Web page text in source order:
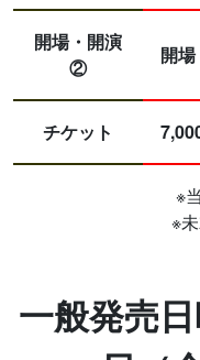
開場・開演
②
開
チケット
※
※
一般発売